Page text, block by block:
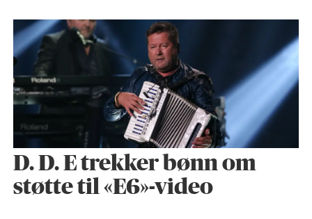
D. D. E trekker bønn om
støtte til «E6»-video